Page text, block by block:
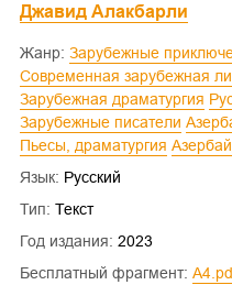
Джавид Алакбарли
Жанр:
Зарубежные
Современная зарубежная
Зарубежная драматургия
Зарубежные писатели
Пьесы, драматургия
Язык: Русский
Тип: Текст
Год издания: 2023
Бесплатный фрагмент: